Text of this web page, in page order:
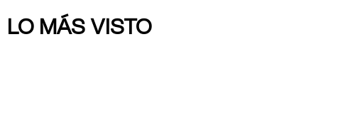
LO MÁS VISTO